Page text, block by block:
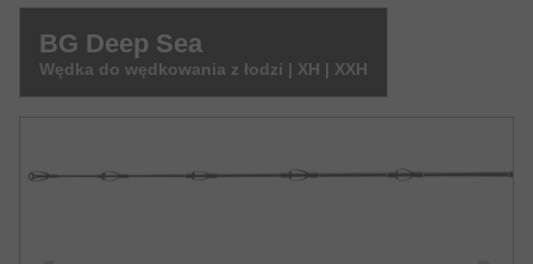
BG Deep Sea
Wędka do wędkowania z łodzi | XH | XXH